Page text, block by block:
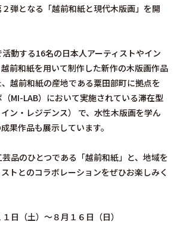
弾となる「越前和紙と現代木版画」を開
動する16名の日本人アーティストやイン
前和紙を用いて制作した新作の木版画作品
越前和紙の産地である粟田部町に拠点を
MI-LAB）において実施されている滞在型
ン・レジデンス） で、水性木版画を学ん
果作品も展示しています。
品のひとつである「越前和紙」と、地域を
トとのコラボレーションをぜひお楽しみく
日（土）～８月１６日（日）